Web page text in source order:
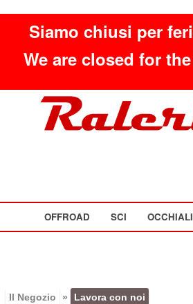
Siamo chiusi per
We are closed for
OFFROAD SCI OCCHIALI
Il Negozio » Lavora con noi